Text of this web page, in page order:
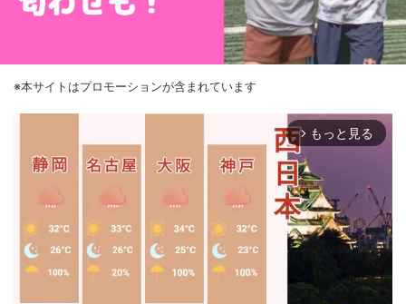
※本サイトはプロモーションが含まれています
arrow_forward_ios もっと見る